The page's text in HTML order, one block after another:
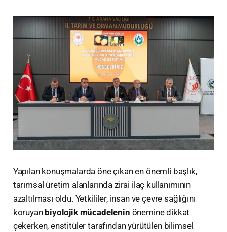
​Yapılan konuşmalarda öne çıkan en önemli başlık,
tarımsal üretim alanlarında zirai ilaç kullanımının
azaltılması oldu. Yetkililer, insan ve çevre sağlığını
koruyan biyolojik mücadelenin önemine dikkat
çekerken, enstitüler tarafından yürütülen bilimsel